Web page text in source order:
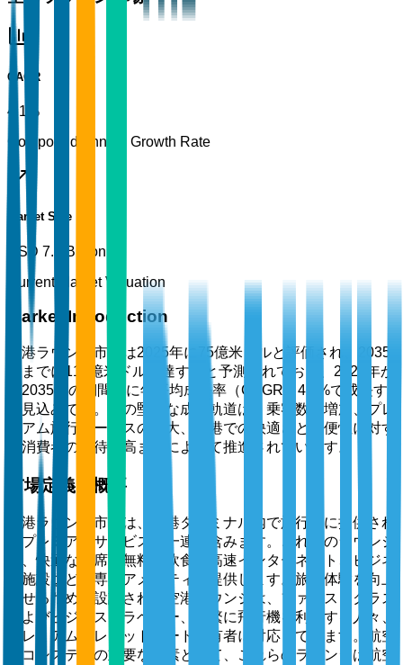
CAGR
4.1%
Compound Annual Growth Rate
Market Size
USD 7.5 Billion
Current Market Valuation
Market Introduction
空港ラウンジ市場は2025年に75億米ドルと評価され、2035
年までに112億米ドルに達すると予測されており、2026年か
ら2035年の期間中に年平均成長率（CAGR）4.1%で成長す
る見込みです。この堅調な成長軌道は、乗客数の増加、プレ
ミアム旅行サービスの拡大、空港での快適さと利便性に対す
る消費者の期待の高まりによって推進されています。
市場定義と概要
空港ラウンジ市場は、空港ターミナル内で旅行者に提供され
るプレミアムサービスの一連を含みます。これらのラウンジ
は、快適な座席、無料の飲食、高速インターネット、ビジネ
ス施設などの専用アメニティを提供します。旅行体験を向上
させるために設計された空港ラウンジは、ファーストクラス
およびビジネストラベラー、頻繁に飛行機を利用する人々、
プレミアムクレジットカード保有者に対応しています。航空
エコシステムの重要な要素として、これらのラウンジは航空